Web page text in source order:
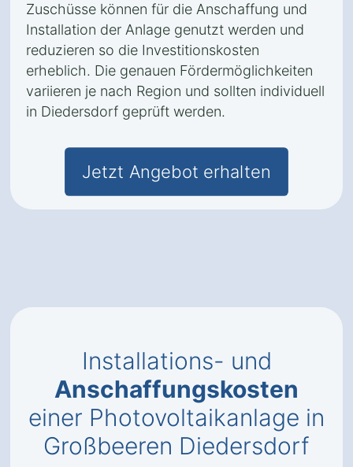
Zuschüsse können für die Anschaffung und
Installation der Anlage genutzt werden und
reduzieren so die Investitionskosten
erheblich. Die genauen Fördermöglichkeiten
variieren je nach Region und sollten individuell
in Diedersdorf geprüft werden.
Jetzt Angebot erhalten
Installations- und
Anschaffungskosten
einer Photovoltaikanlage in
Großbeeren Diedersdorf